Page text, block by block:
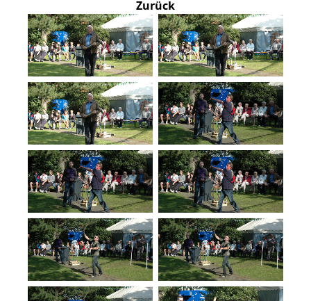
Zurück